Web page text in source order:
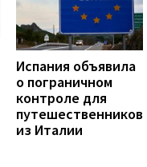
Испания объявила
о пограничном
контроле для
путешественников
из Италии